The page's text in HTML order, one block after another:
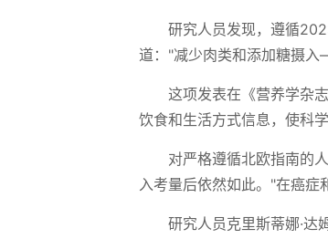
研究人员发现，遵循
道："减少肉类和添加糖摄
这项发表在《营养学杂
饮食和生活方式信息，使科
对严格遵循北欧指南的
入考量后依然如此。"在癌症
研究人员克里斯蒂娜·